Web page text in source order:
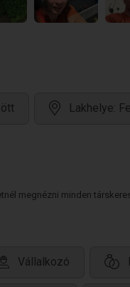
Lakhelye:
megnézni minden
Vállalkozó